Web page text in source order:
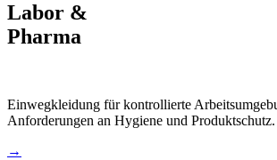
Labor &
Pharma
Einwegkleidung für kontrollierte
Anforderungen an Hygiene und Produktschutz.
→